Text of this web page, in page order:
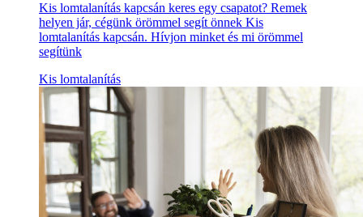
Kis lomtalanítás kapcsán keres egy csapatot? Remek
helyen jár, cégünk örömmel segít önnek Kis
lomtalanítás kapcsán. Hívjon minket és mi örömmel
segítünk
Kis lomtalanítás